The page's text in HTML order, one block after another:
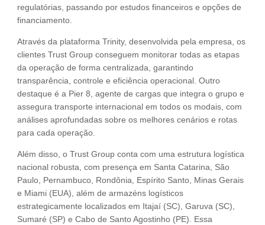
regulatórias, passando por estudos financeiros e opções de
financiamento.
Através da plataforma Trinity, desenvolvida pela empresa, os
clientes Trust Group conseguem monitorar todas as etapas
da operação de forma centralizada, garantindo
transparência, controle e eficiência operacional. Outro
destaque é a Pier 8, agente de cargas que integra o grupo e
assegura transporte internacional em todos os modais, com
análises aprofundadas sobre os melhores cenários e rotas
para cada operação.
Além disso, o Trust Group conta com uma estrutura logística
nacional robusta, com presença em Santa Catarina, São
Paulo, Pernambuco, Rondônia, Espírito Santo, Minas Gerais
e Miami (EUA), além de armazéns logísticos
estrategicamente localizados em Itajaí (SC), Garuva (SC),
Sumaré (SP) e Cabo de Santo Agostinho (PE). Essa